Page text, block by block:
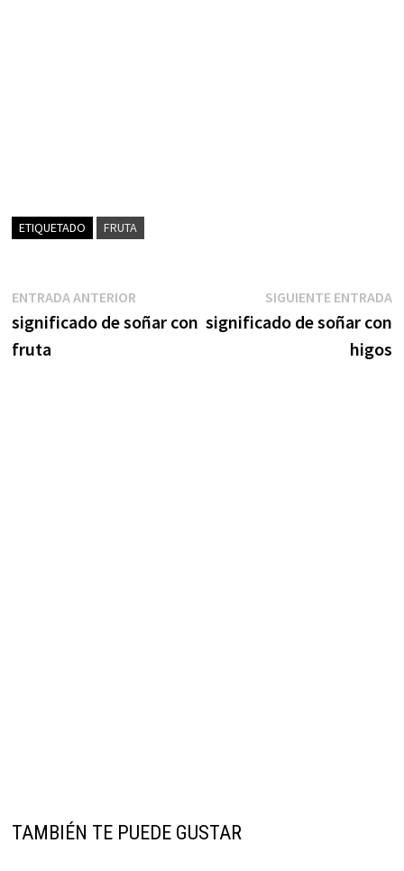
ETIQUETADO FRUTA
Navegación
de
ENTRADA ANTERIOREntrada
anterior:
significado de soñar con
fruta
SIGUIENTE ENTRADA
significado de soñar con
higos
TAMBIÉN TE PUEDE GUSTAR